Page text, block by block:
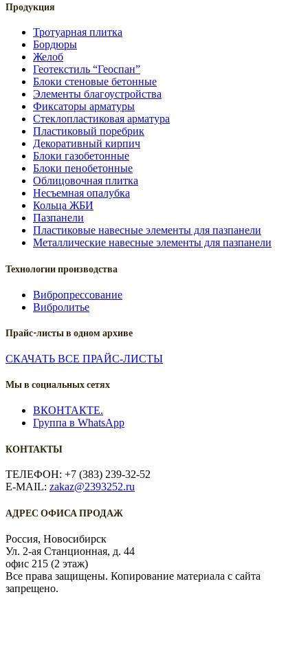
Продукция
Тротуарная плитка
Бордюры
Желоб
Геотекстиль “Геоспан”
Блоки стеновые бетонные
Элементы благоустройства
Фиксаторы арматуры
Стеклопластиковая арматура
Пластиковый поребрик
Декоративный кирпич
Блоки газобетонные
Блоки пенобетонные
Облицовочная плитка
Несъемная опалубка
Кольца ЖБИ
Пазпанели
Пластиковые навесные элементы для пазпанели
Металлические навесные элементы для пазпанели
Технологии производства
Вибропрессование
Вибролитье
Прайс-листы в одном архиве
СКАЧАТЬ ВСЕ ПРАЙС-ЛИСТЫ
Мы в социальных сетях
ВКОНТАКТЕ.
Группа в WhatsApp
КОНТАКТЫ
ТЕЛЕФОН: +7 (383) 239-32-52
E-MAIL: zakaz@2393252.ru
АДРЕС ОФИСА ПРОДАЖ
Россия, Новосибирск
Ул. 2-ая Станционная, д. 44
офис 215 (2 этаж)
Все права защищены. Копирование материала с сайта
запрещено.